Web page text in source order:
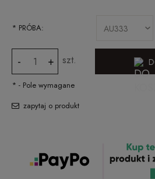
* PRÓBA:
- + szt.
* - Pole wymagane
zapytaj o produkt